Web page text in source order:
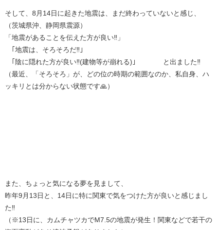
そして、8月14日に起きた地震は、まだ終わっていないと感じ、
（茨城県沖、静岡県震源）
「地震があることを伝えた方が良い‼️」
｢地震は、そろそろだ‼️｣
｢陰に隠れた方が良い‼️(建物等が崩れる)｣ と出ました‼️
（最近、「そろそろ」が、どの位の時期の範囲なのか、私自身、ハ
ッキリとは分からない状態です🙏）
また、ちょっと気になる夢を見まして、
昨年9月13日と、14日に特に関東で気をつけた方が良いと感じまし
た‼️
（※13日に、カムチャツカでM7.5の地震が発生！関東などで若干の